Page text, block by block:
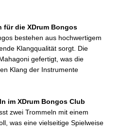
für die XDrum Bongos
bestehen aus hochwertigem
Klangqualität sorgt. Die
gefertigt, was die
Klang der Instrumente
im XDrum Bongos Club
zwei Trommeln mit einem
was eine vielseitige Spielweise